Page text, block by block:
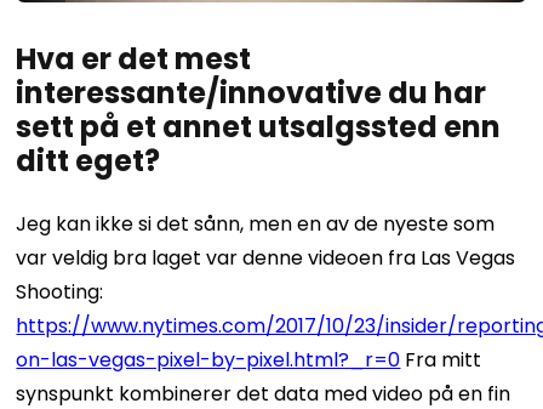
Hva er det mest
interessante/innovative du har
sett på et annet utsalgssted enn
ditt eget?
Jeg kan ikke si det sånn, men en av de nyeste som
var veldig bra laget var denne videoen fra Las Vegas
Shooting:
https://www.nytimes.com/2017/10/23/insider/
on-las-vegas-pixel-by-pixel.html?_r=0 Fra mitt
synspunkt kombinerer det data med video på en fin